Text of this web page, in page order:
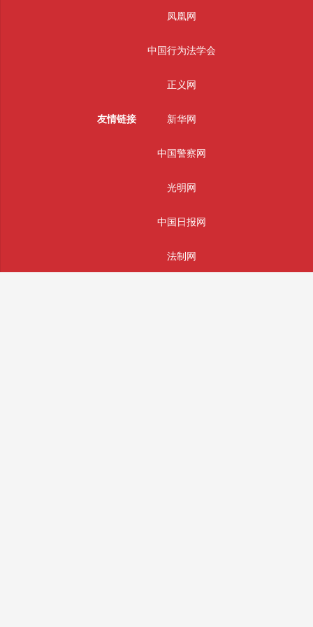
友情链接
凤凰网
中国行为法学会
正义网
新华网
中国警察网
光明网
中国日报网
法制网